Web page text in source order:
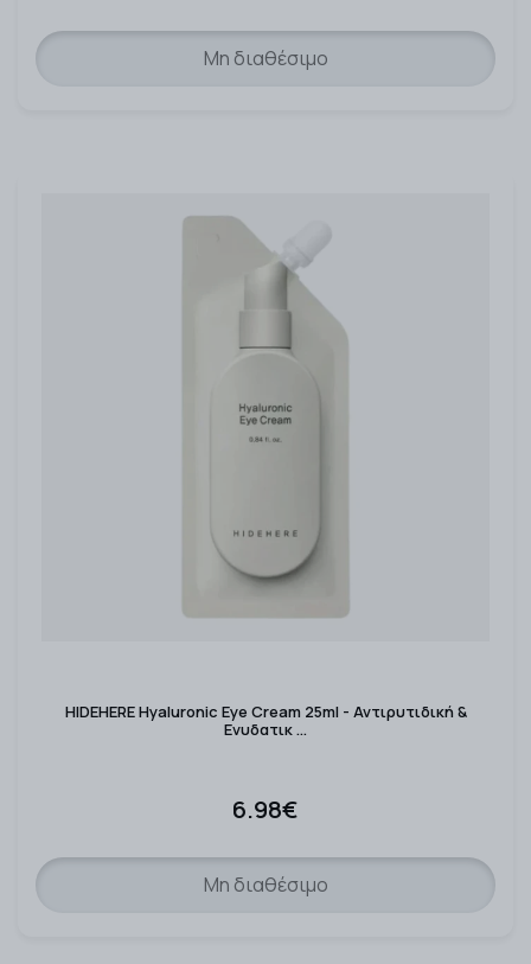
Μη διαθέσιμο
HIDEHERE Hyaluronic Eye Cream 25ml - Αντιρυτιδική &
Ενυδατικ …
6.98€
Μη διαθέσιμο